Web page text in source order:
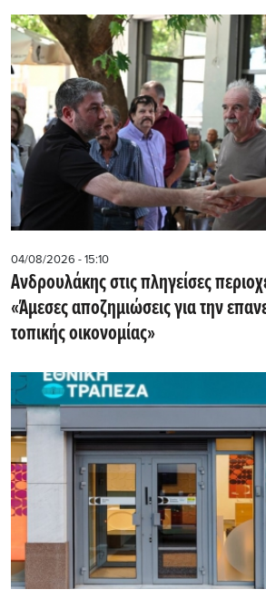
04/08/2026 - 15:10
Ανδρουλάκης στις πληγείσες
«Άμεσες αποζημιώσεις για την
τοπικής οικονομίας»